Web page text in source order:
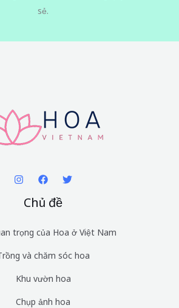
sẻ.
Chủ đề
trọng của Hoa ở Việt Nam
và chăm sóc hoa
Khu vườn hoa
Chụp ảnh hoa